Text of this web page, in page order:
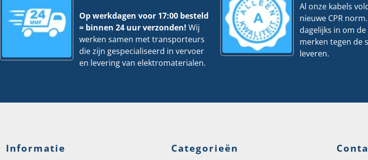
Op werkdagen voor 17:00 besteld
= binnen 24 uur verzonden! Wij
werken samen met transporteurs
die zijn gespecialiseerd in vervoer
en levering van elektromaterialen.
Al onze kabels
nieuwe CPR
dagelijks in om
merken tegen de
leveren.
Informatie Categorieën